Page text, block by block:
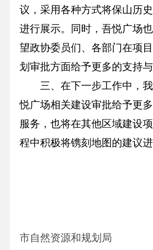
议，采用各种方式将保山历
进行展示。同时，吾悦广场
望政协委员们、各部门在项
划审批方面给予更多的支持与
三、在下一步工作中，
悦广场相关建设审批给予更
服务，也将在其他区域建设
程中积极将镌刻地图的建议进
市自然资源和规划局